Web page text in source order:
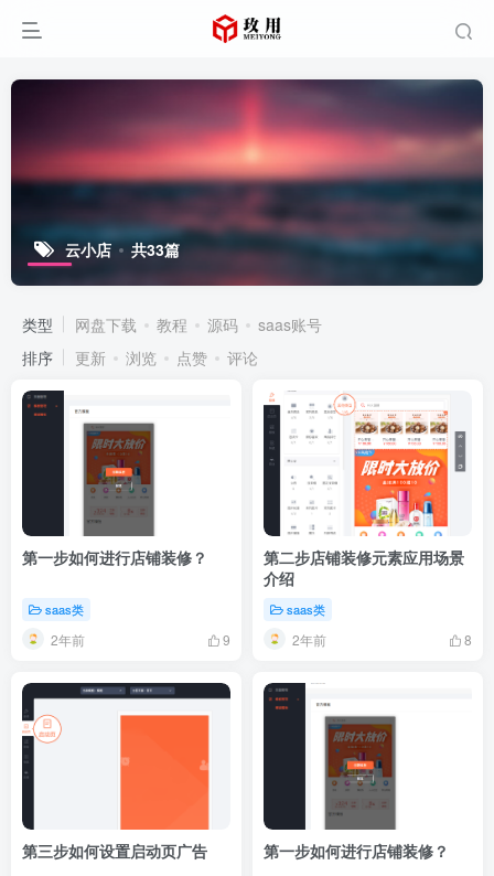
云小店 共33篇
类型 网盘下载 教程 源码
saas账号
排序
更新 浏览 点赞 评论
第一步如何进行店铺装修？
saas类
2年前 9
第二步店铺装修元素应用场景
介绍
saas类
2年前 8
第三步如何设置启动页广告 第一步如何进行店铺装修？